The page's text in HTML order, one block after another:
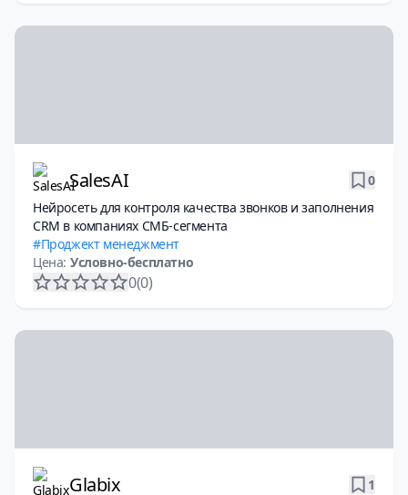
SalesAI
0
Нейросеть для контроля качества звонков и заполнения
CRM в компаниях СМБ-сегмента
Проджект менеджмент
Цена: Условно-бесплатно
0(0)
Glabix
1